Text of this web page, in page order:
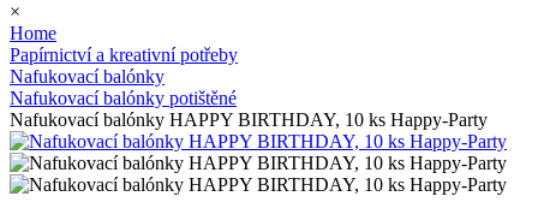
×
Home
Papírnictví a kreativní potřeby
Nafukovací balónky
Nafukovací balónky potištěné
Nafukovací balónky HAPPY BIRTHDAY, 10 ks Happy-Party